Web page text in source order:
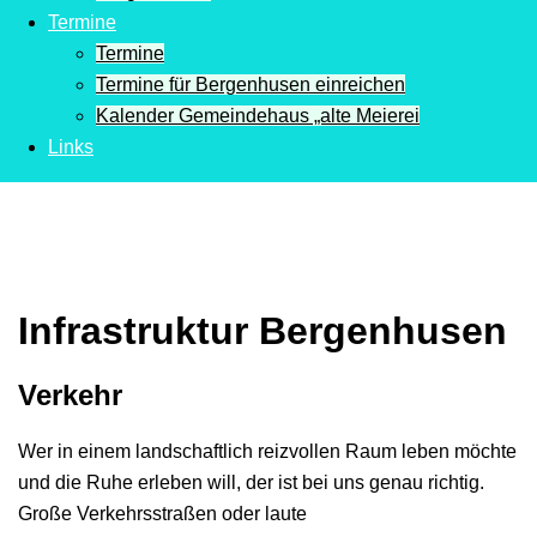
Termine
Termine
Termine für Bergenhusen einreichen
Kalender Gemeindehaus „alte Meierei
Links
Infrastruktur Bergenhusen
Verkehr
Wer in einem landschaftlich reizvollen Raum leben möchte
und die Ruhe erleben will, der ist bei uns genau richtig.
Große Verkehrsstraßen oder laute